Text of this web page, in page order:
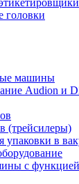
головки
машины
Audion и
(трейсилеры)
упаковки в
с